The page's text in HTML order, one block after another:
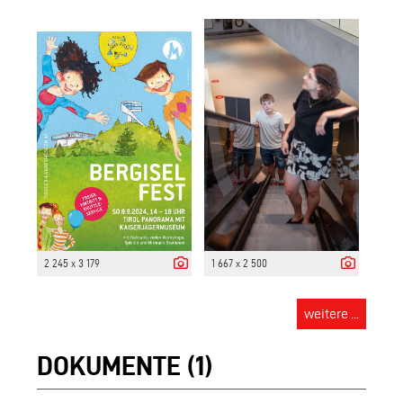
2 245 x 3 179 1 667 x 2 500
weitere ...
DOKUMENTE (1)